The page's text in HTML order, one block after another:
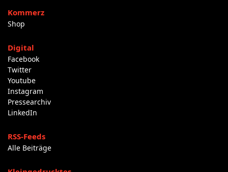
Kommerz
Shop
Digital
Facebook
Twitter
Youtube
Instagram
Pressearchiv
LinkedIn
RSS-Feeds
Alle Beiträge